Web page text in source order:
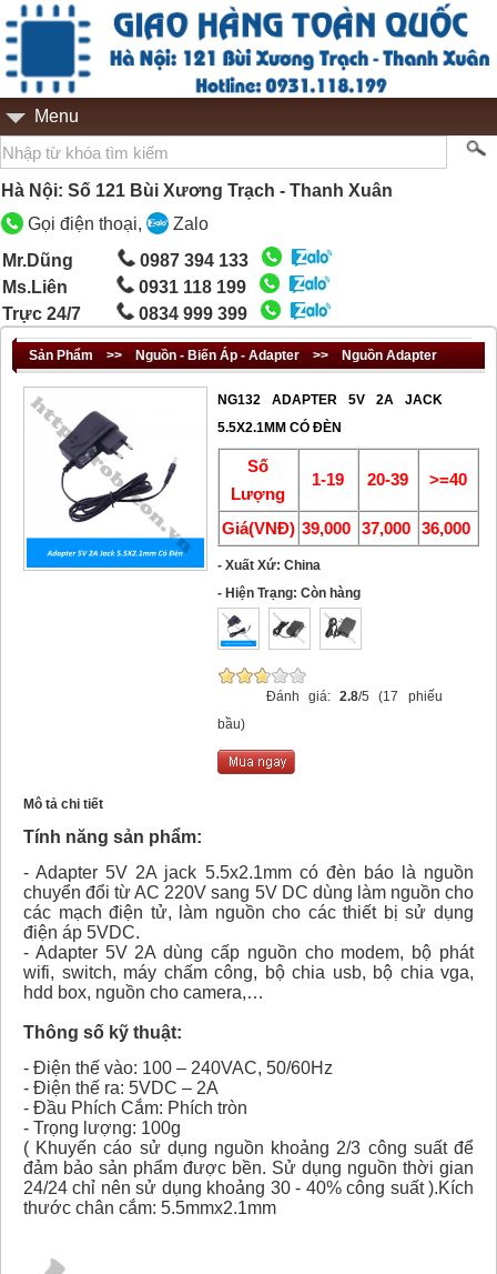
Menu
Hà Nội: Số 121 Bùi Xương Trạch - Thanh Xuân
Gọi điện thoại,
Zalo
Mr.Dũng
0987 394 133
Ms.Liên
0931 118 199
Trực 24/7
0834 999 399
Sản Phẩm >> Nguồn - Biến Áp - Adapter >> Nguồn Adapter
NG132 ADAPTER 5V 2A JACK
5.5X2.1MM CÓ ĐÈN
Số
Lượng
1-19 20-39 >=40
Giá(VNĐ) 39,000 37,000 36,000
- Xuất Xứ: China
- Hiện Trạng: Còn hàng
Đánh giá:2.8/5 (17 phiếu
bầu)
Mô tả chi tiết
Tính năng sản phẩm:
- Adapter 5V 2A jack 5.5x2.1mm có đèn báo là nguồn
chuyển đổi từ AC 220V sang 5V DC dùng làm nguồn cho
các mạch điện tử, làm nguồn cho các thiết bị sử dụng
điện áp 5VDC.
- Adapter 5V 2A dùng cấp nguồn cho modem, bộ phát
wifi, switch, máy chấm công, bộ chia usb, bộ chia vga,
hdd box, nguồn cho camera,…
Thông số kỹ thuật:
- Điện thế vào: 100 – 240VAC, 50/60Hz
- Điện thế ra: 5VDC – 2A
- Đầu Phích Cắm: Phích tròn
- Trọng lượng: 100g
( Khuyến cáo sử dụng nguồn khoảng 2/3 công suất để
đảm bảo sản phẩm được bền. Sử dụng nguồn thời gian
24/24 chỉ nên sử dụng khoảng 30 - 40% công suất ).Kích
thước chân cắm: 5.5mmx2.1mm